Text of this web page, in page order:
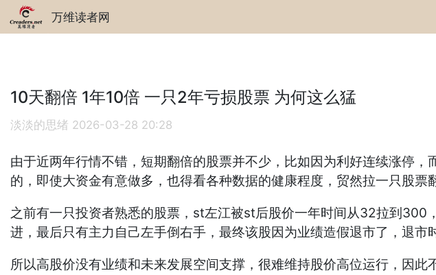
万维读者网
10天翻倍 1年10倍 一只2年亏损股票 为何这么猛
淡淡的思绪 2026-03-28 20:28
由于近两年行情不错，短期翻倍的股票并不少，比如因为利好连续涨停
的，即使大资金有意做多，也得看各种数据的健康程度，贸然拉一只股票
之前有一只投资者熟悉的股票，st左江被st后股价一年时间从32拉到300
进，最后只有主力自己左手倒右手，最终该股因为业绩造假退市了，退市
所以高股价没有业绩和未来发展空间支撑，很难维持股价高位运行，因